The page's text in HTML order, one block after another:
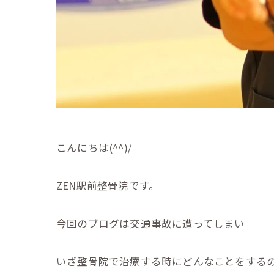
こんにちは(^^)/
ZEN駅前整骨院です。
今回のブログは交通事故に遭ってしまい
いざ整骨院で治療する時にどんなことをする